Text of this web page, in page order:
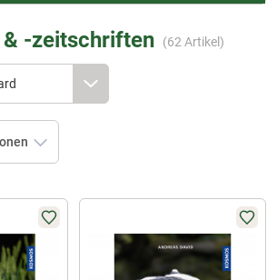
-zeitschriften (62 Artikel)